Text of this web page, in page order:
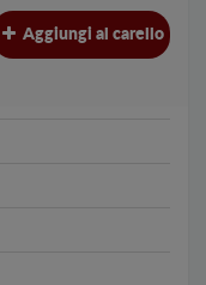
Aggiungi al carello